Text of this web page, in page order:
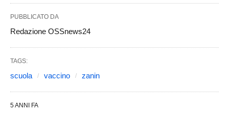
PUBBLICATO DA
Redazione OSSnews24
TAGS:
scuola vaccino zanin
5 ANNI FA